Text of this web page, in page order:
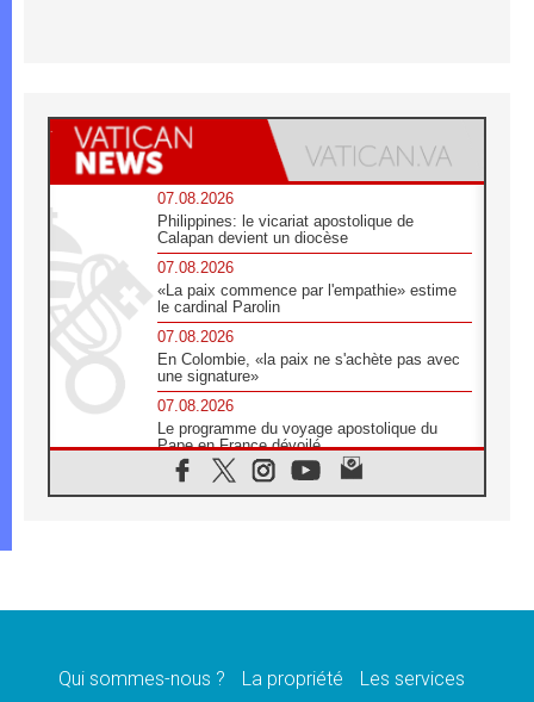
07.08.2026
Philippines: le vicariat apostolique de
Calapan devient un diocèse
07.08.2026
«La paix commence par l'empathie» estime
le cardinal Parolin
07.08.2026
En Colombie, «la paix ne s'achète pas avec
une signature»
07.08.2026
Le programme du voyage apostolique du
Pape en France dévoilé
07.08.2026
1ère Conférence continentale sur l'éducation
07.08.2026
07.08.2026
Qui sommes-nous ? La propriété Les services